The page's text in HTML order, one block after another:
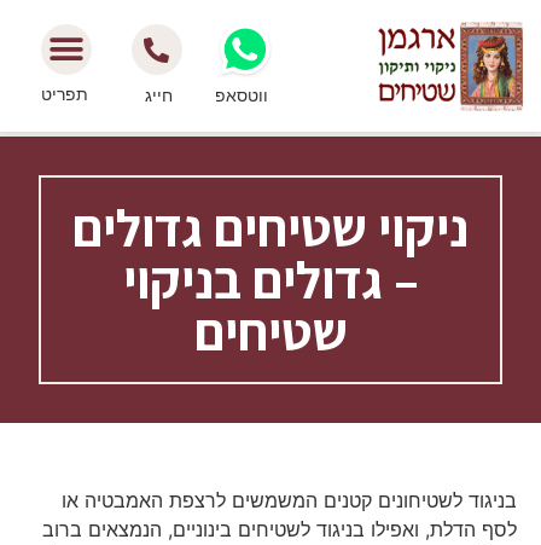
ווטסאפ חייג תפריט
ניקוי שטיחים גדולים
– גדולים בניקוי
שטיחים
בניגוד לשטיחונים קטנים המשמשים לרצפת האמבטיה או
לסף הדלת, ואפילו בניגוד לשטיחים בינוניים, הנמצאים ברוב